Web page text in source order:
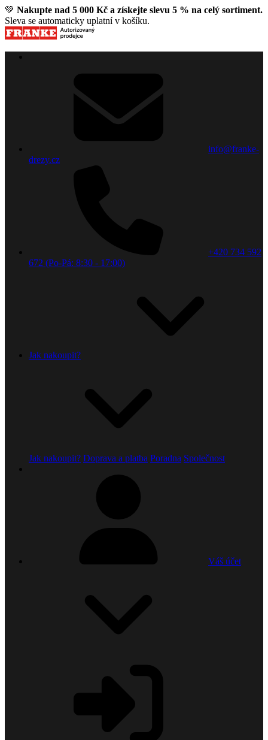
💚 Nakupte nad 5 000 Kč a získejte slevu 5 % na celý sortiment.
Sleva se automaticky uplatní v košíku.
info@franke-
drezy.cz
+420 734 592
672 (Po-Pá: 8:30 - 17:00)
Jak nakoupit?
Jak nakoupit? Doprava a platba Poradna Společnost
Váš účet